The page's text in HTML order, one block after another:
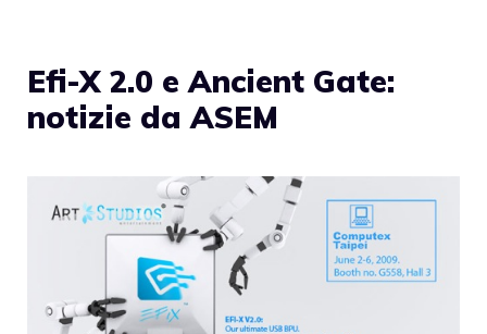
Efi-X 2.0 e Ancient Gate:
notizie da ASEM